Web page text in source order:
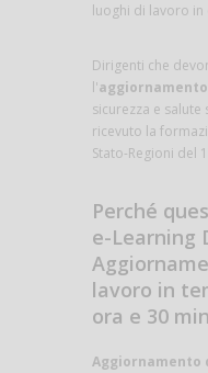
luoghi di lavoro in
Dirigenti che
l'
sicurezza e
ricevuto la
Stato-Regioni del
Perché
e-Learning
lavoro in
ora e 30
Aggiornamento